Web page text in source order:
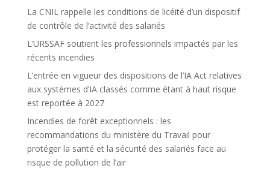
La CNIL rappelle les conditions de licéité d’un dispositif
de contrôle de l’activité des salariés
L’URSSAF soutient les professionnels impactés par les
récents incendies
L’entrée en vigueur des dispositions de l’IA Act relatives
aux systèmes d’IA classés comme étant à haut risque
est reportée à 2027
Incendies de forêt exceptionnels : les
recommandations du ministère du Travail pour
protéger la santé et la sécurité des salariés face au
risque de pollution de l’air